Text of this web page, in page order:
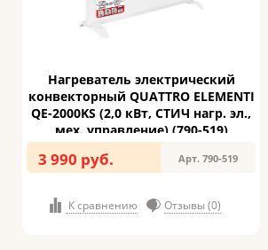
Нагреватель электрический
конвекторный QUATTRO ELEMENTI
QE-2000KS (2,0 кВт, СТИЧ нагр. эл.,
мех. управление) (790-519)
3 990 руб. Арт. 790-519
К сравнению Отзывы (0)